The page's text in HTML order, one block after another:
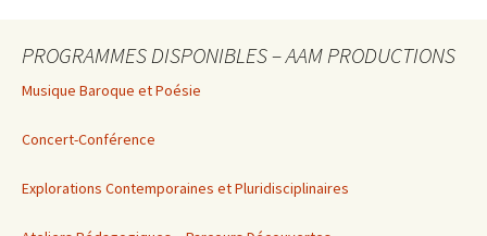
PROGRAMMES DISPONIBLES – AAM PRODUCTIONS
Musique Baroque et Poésie
Concert-Conférence
Explorations Contemporaines et Pluridisciplinaires